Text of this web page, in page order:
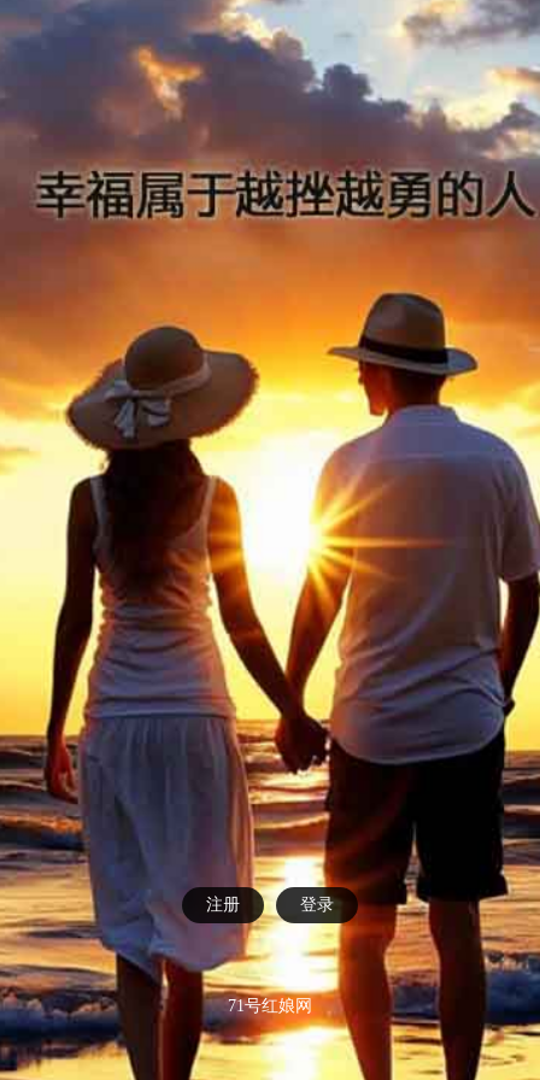
注册 登录
71号红娘网